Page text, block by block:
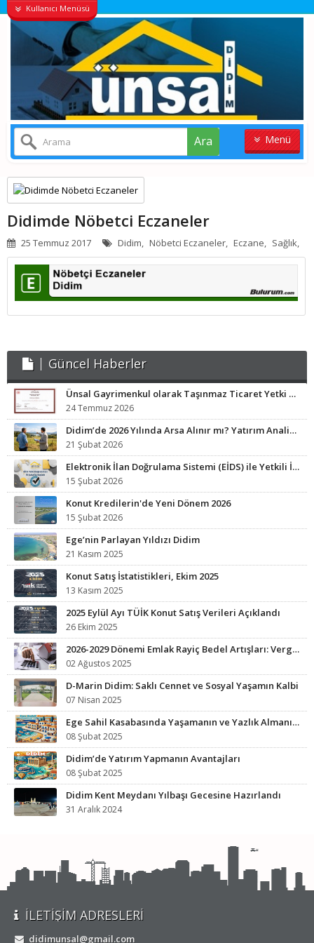
Kullanıcı Menüsü
Menü
Ara
ANASAYFA
KONUT
VILLALAR
İŞYERI
GÜNLÜK KIRALIK
HABERLER
Didimde Nöbetci Eczaneler
25 Temmuz 2017 Didim, Nöbetci Eczaneler, Eczane, Sağlık,
Güncel Haberler
Ünsal Gayrimenkul olarak Taşınmaz Ticaret Yetki Belgesi sahibi işletmeyiz.
24 Temmuz 2026
Didim’de 2026 Yılında Arsa Alınır mı? Yatırım Analizi ve Fırsat Bölgeleri
21 Şubat 2026
Elektronik İlan Doğrulama Sistemi (EİDS) ile Yetkili İlan Zorunluluğu Başladı.
15 Şubat 2026
Konut Kredilerin'de Yeni Dönem 2026
15 Şubat 2026
Ege’nin Parlayan Yıldızı Didim
21 Kasım 2025
Konut Satış İstatistikleri, Ekim 2025
13 Kasım 2025
2025 Eylül Ayı TÜİK Konut Satış Verileri Açıklandı
26 Ekim 2025
2026-2029 Dönemi Emlak Rayiç Bedel Artışları: Vergi Yükünüz Artabilir
02 Ağustos 2025
D-Marin Didim: Saklı Cennet ve Sosyal Yaşamın Kalbi
07 Nisan 2025
Ege Sahil Kasabasında Yaşamanın ve Yazlık Almanın Avantajları
08 Şubat 2025
Didim’de Yatırım Yapmanın Avantajları
08 Şubat 2025
Didim Kent Meydanı Yılbaşı Gecesine Hazırlandı
31 Aralık 2024
İLETIŞIM ADRESLERI
didimunsal@gmail.com